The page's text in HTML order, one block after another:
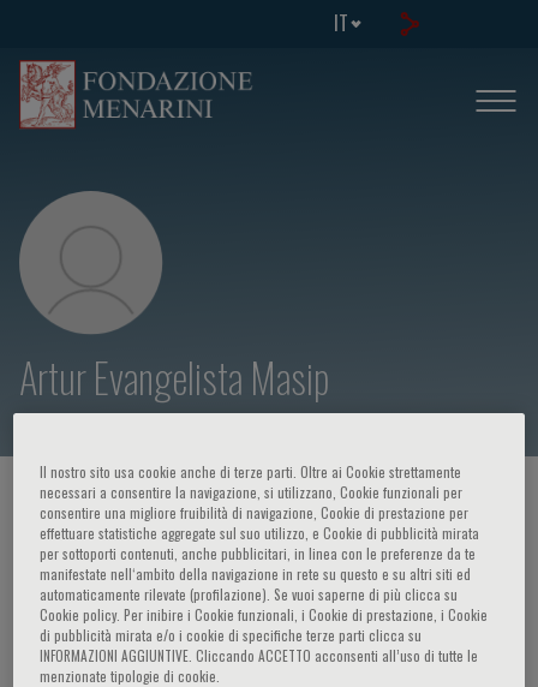
IT
Artur Evangelista Masip
HOME PAGE / CORSI ED EVENTI / RELATORE
Artur Evangelista Masip
Il nostro sito usa cookie anche di terze parti. Oltre ai Cookie strettamente
necessari a consentire la navigazione, si utilizzano, Cookie funzionali per
consentire una migliore fruibilità di navigazione, Cookie di prestazione per
effettuare statistiche aggregate sul suo utilizzo, e Cookie di pubblicità mirata
per sottoporti contenuti, anche pubblicitari, in linea con le preferenze da te
manifestate nell‘ambito della navigazione in rete su questo e su altri siti ed
automaticamente rilevate (profilazione). Se vuoi saperne di più clicca su
Cookie policy. Per inibire i Cookie funzionali, i Cookie di prestazione, i Cookie
di pubblicità mirata e/o i cookie di specifiche terze parti clicca su
INFORMAZIONI AGGIUNTIVE. Cliccando ACCETTO acconsenti all’uso di tutte le
menzionate tipologie di cookie.